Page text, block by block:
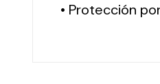
• Protección